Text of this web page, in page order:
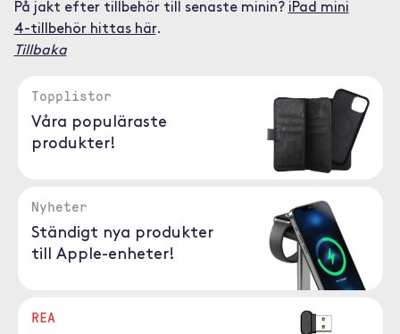
På jakt efter tillbehör till senaste minin? iPad mini
4-tillbehör hittas här.
Tillbaka
Topplistor
Våra populäraste
produkter!
Nyheter
Ständigt nya produkter
till Apple-enheter!
REA